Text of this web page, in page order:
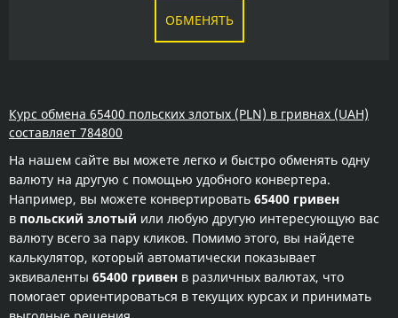
ОБМЕНЯТЬ
Курс обмена 65400 польских злотых (PLN) в гривнах (UAH)
составляет 784800
На нашем сайте вы можете легко и быстро обменять одну
валюту на другую с помощью удобного конвертера.
Например, вы можете конвертировать 65400 гривен
в польский злотый или любую другую интересующую вас
валюту всего за пару кликов. Помимо этого, вы найдете
калькулятор, который автоматически показывает
эквиваленты 65400 гривен в различных валютах, что
помогает ориентироваться в текущих курсах и принимать